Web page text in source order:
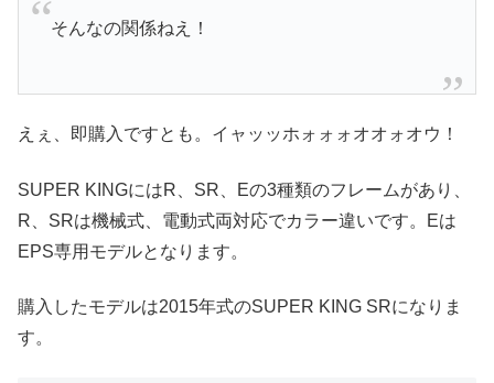
そんなの関係ねえ！
えぇ、即購入ですとも。イャッッホォォォオオォオウ！
SUPER KINGにはR、SR、Eの3種類のフレームがあり、
R、SRは機械式、電動式両対応でカラー違いです。Eは
EPS専用モデルとなります。
購入したモデルは2015年式のSUPER KING SRになりま
す。